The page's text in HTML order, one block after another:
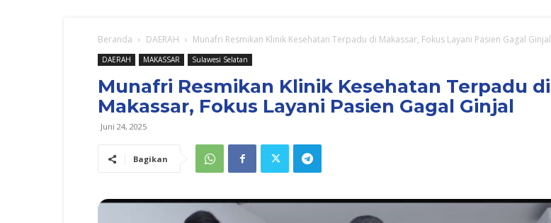
Beranda DAERAH Munafri Resmikan Klinik Kesehatan Terpadu di Makassar, Fokus Layani Pasien Gagal Ginjal
DAERAH MAKASSAR Sulawesi Selatan
Munafri Resmikan Klinik Kesehatan Terpadu di
Makassar, Fokus Layani Pasien Gagal Ginjal
Juni 24, 2025
Bagikan